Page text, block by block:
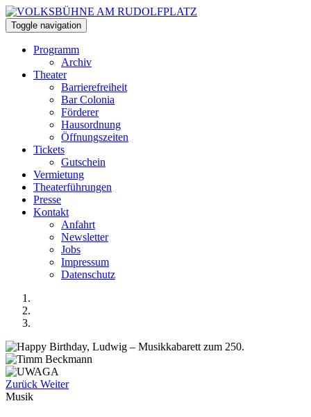
Toggle navigation
Programm
Archiv
Theater
Barrierefreiheit
Bar Colonia
Förderer
Hausordnung
Öffnungszeiten
Tickets
Gutschein
Vermietung
Theaterführungen
Presse
Kontakt
Anfahrt
Newsletter
Jobs
Impressum
Datenschutz
Zurück Weiter
Musik